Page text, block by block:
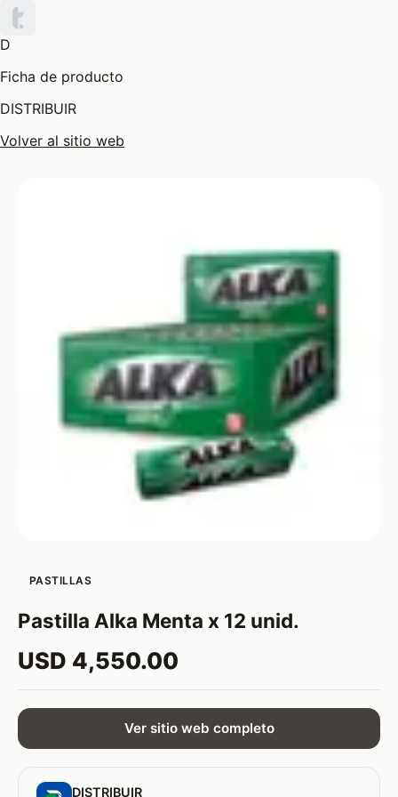
D
Ficha de producto
DISTRIBUIR
Volver al sitio web
PASTILLAS
Pastilla Alka Menta x 12 unid.
USD 4,550.00
Ver sitio web completo
DISTRIBUIR